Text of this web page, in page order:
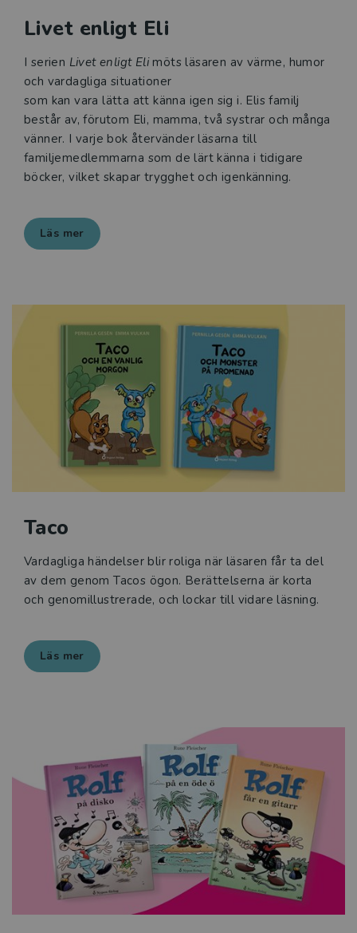
Livet enligt Eli
I serien Livet enligt Elimöts läsaren av värme, humor
och vardagliga situationer
som kan vara lätta att känna igen sig i. Elis familj
består av, förutom Eli, mamma, två systrar och många
vänner. I varje bok återvänder läsarna till
familjemedlemmarna som de lärt känna i tidigare
böcker, vilket skapar trygghet och igenkänning.
Läs mer
Taco
Vardagliga händelser blir roliga när läsaren får ta del
av dem genom Tacos ögon. Berättelserna är korta
och genomillustrerade, och lockar till vidare läsning.
Läs mer